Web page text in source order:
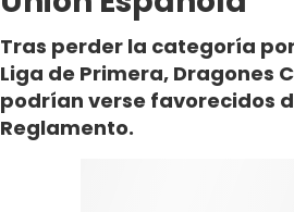
Tras perder la categoría
Liga de Primera, Dragones
podrían verse favorecidos
Reglamento.
Todos Los Programas